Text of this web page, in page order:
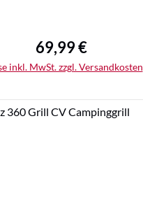
Regulärer Preis:
69,99 €
inkl. MwSt. zzgl. Versandkosten